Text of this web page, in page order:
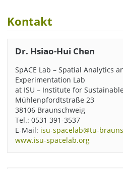
Kontakt
Dr. Hsiao-Hui Chen
SpACE Lab – Spatial Analytics
Experimentation Lab
at ISU – Institute for
Mühlenpfordtstraße 23
38106 Braunschweig
Tel.: 0531 391-3537
E-Mail: isu-spacelab@tu-
www.isu-spacelab.org